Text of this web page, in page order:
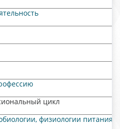
цикл
физиологии питания,